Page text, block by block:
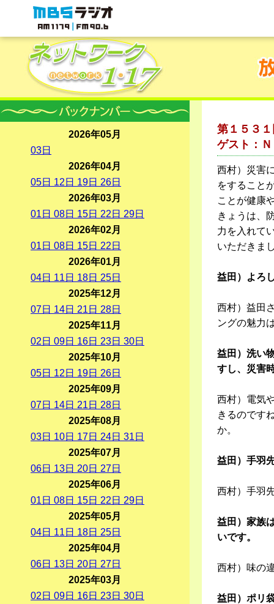
MBSラジオ 1179|FM90.6
第１５３
ゲスト：
西村）災害
をすること
ことが健康
きょうは、
力を入れて
いただきま
益田）よろ
西村）益田
ングの魅力
益田）洗い
すし、災害
西村）電気
きるのです
か。
益田）手羽
西村）手羽
益田）家族
いです。
西村）味の
益田）ポリ
2026年05月
03日
2026年04月
05日 12 日 19日 26日
2026年03月
01 日 08日 15日 22 日 29日
2026年02月
01 日 08日 15日 22 日
2026年01月
04日 11 日 18日 25日
2025年12月
07日 14日 21 日 28日
2025年11月
02 日 09日 16日 23日 30日
2025年10月
05日 12 日 19日 26日
2025年09月
07日 14日 21 日 28日
2025年08月
03日 10日 17日 24日 31 日
2025年07月
06日 13日 20日 27日
2025年06月
01 日 08日 15日 22 日 29日
2025年05月
04日 11 日 18日 25日
2025年04月
06日 13日 20日 27日
2025年03月
02 日 09日 16日 23日 30日